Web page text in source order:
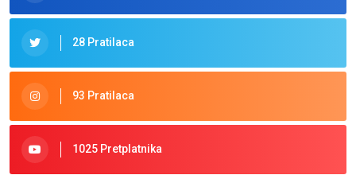
28 Pratilaca
93 Pratilaca
1025 Pretplatnika